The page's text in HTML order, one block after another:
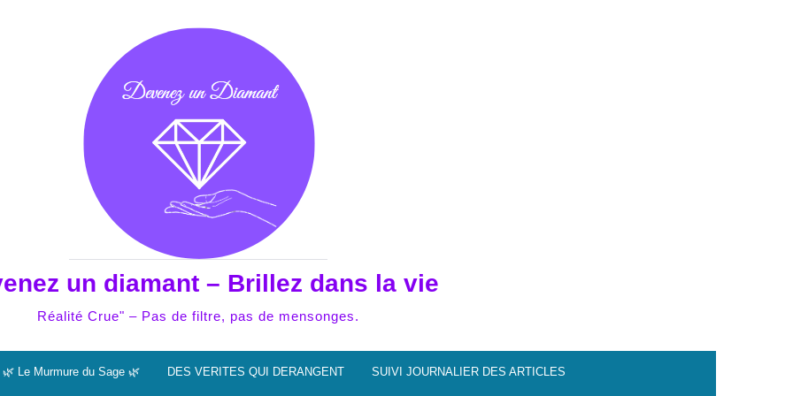
un diamant – Brillez dans la vie
Réalité Crue" – Pas de filtre, pas de mensonges.
🌿 Le Murmure du Sage 🌿 DES VERITES QUI DERANGENT SUIVI JOURNALIER DES ARTICLES